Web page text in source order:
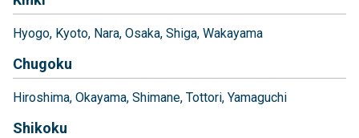
Hyogo Kyoto Nara Osaka Shiga Wakayama
Chugoku
Hiroshima Okayama Shimane Tottori Yamaguchi
Shikoku